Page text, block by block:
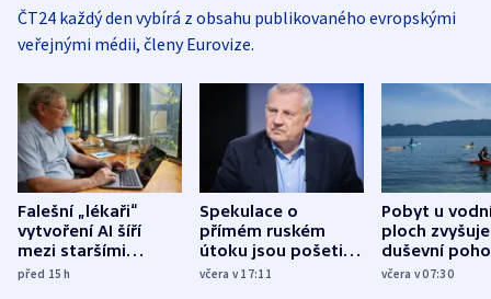
ČT24 každý den vybírá z obsahu publikovaného evropskými
veřejnými médii, členy Eurovize.
Falešní „lékaři“
vytvoření AI šíří
mezi staršími
Poláky nebezpečné
před 15h
Spekulace o
přímém ruském
útoku jsou pošetilé,
míní estonský
včera v 17:11
Pobyt u
ploch zvyšuje
duševní
ukázala
včera v 07:30